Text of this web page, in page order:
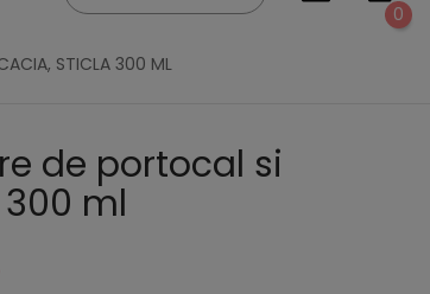
0
STICLA 300 ML
de portocal si
ml